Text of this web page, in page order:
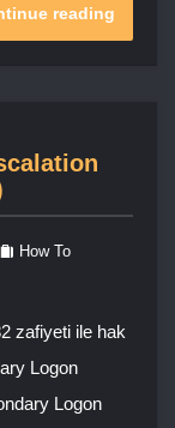
reading
How To
zafiyeti ile hak
Logon
Logon